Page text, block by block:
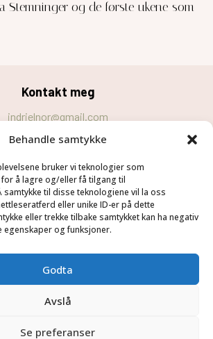
Behandle samtykke
bruker vi teknologier som
å lagre og/eller få tilgang til
til disse teknologiene vil la oss
eller unike ID-er på dette
eller trekke tilbake samtykket kan ha negativ
egenskaper og funksjoner.
Godta
Avslå
Se preferanser
Stemninger og de første ukene som
Kontakt meg
indrielnor@gmail.com
Personvernerklæring
Cookie-erklæring (EU)
Følg meg